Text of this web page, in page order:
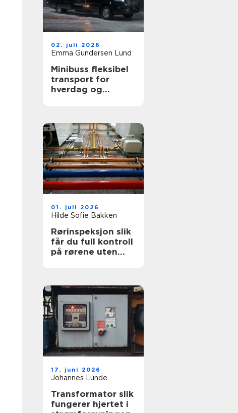
02. juli 2026
Emma Gundersen Lund
Minibuss fleksibel
transport for
hverdag og
01. juli 2026
Hilde Sofie Bakken
Rørinspeksjon slik
får du full kontroll
på rørene uten
17. juni 2026
Johannes Lunde
Transformator slik
fungerer hjertet i